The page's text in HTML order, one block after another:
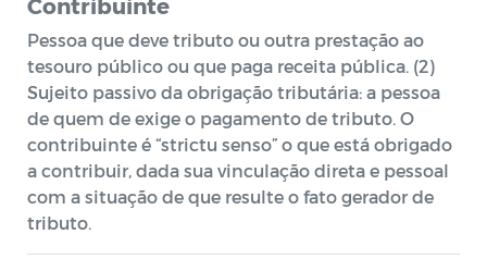
Contribuinte
Pessoa que deve tributo ou outra prestação ao
tesouro público ou que paga receita pública. (2)
Sujeito passivo da obrigação tributária: a pessoa
de quem de exige o pagamento de tributo. O
contribuinte é “strictu senso” o que está obrigado
a contribuir, dada sua vinculação direta e pessoal
com a situação de que resulte o fato gerador de
tributo.